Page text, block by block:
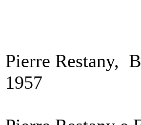
Pierre Restany,
1957